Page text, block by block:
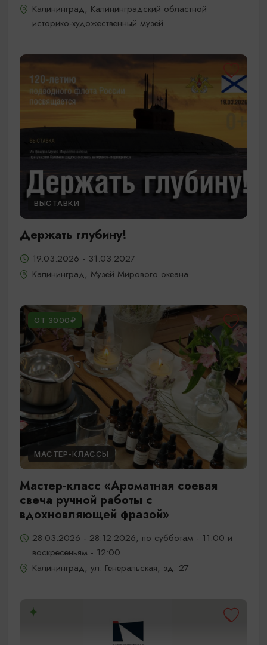
Калининград, Калининградский областной
историко-художественный музей
ВЫСТАВКИ
Держать глубину!
19.03.2026 - 31.03.2027
Калининград, Музей Мирового океана
ОТ 3000₽
МАСТЕР-КЛАССЫ
Мастер-класс «Ароматная соевая
свеча ручной работы с
вдохновляющей фразой»
28.03.2026 - 28.12.2026, по субботам - 11:00 и
воскресеньям - 12:00
Калининград, ул. Генеральская, зд. 27